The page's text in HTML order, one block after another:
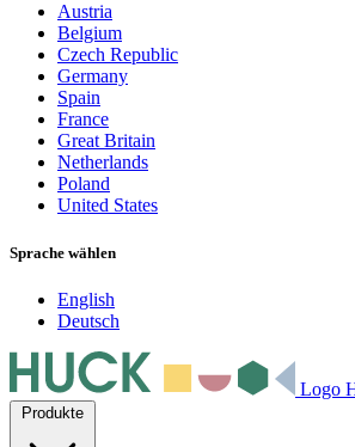
Austria
Belgium
Czech Republic
Germany
Spain
France
Great Britain
Netherlands
Poland
United States
Sprache wählen
English
Deutsch
Logo
Produkte